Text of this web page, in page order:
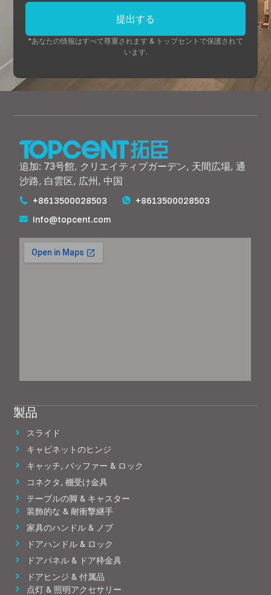
提出する
*あなたの情報はすべて尊重されます & トップセントで保護されて
います.
追加: 73号館, クリエイティブガーデン, 天間広場, 通
沙路, 白雲区, 広州, 中国
+8613500028503
+8613500028503
info@topcent.com
製品
スライド
キャビネットのヒンジ
キャッチ, バッファー & ロック
コネクタ, 棚受け金具
テーブルの脚 & キャスター
装飾的な & 耐衝撃継手
家具のハンドル & ノブ
ドアハンドル & ロック
ドアパネル & ドア枠金具
ドアヒンジ & 付属品
点灯 & 照明アクセサリー